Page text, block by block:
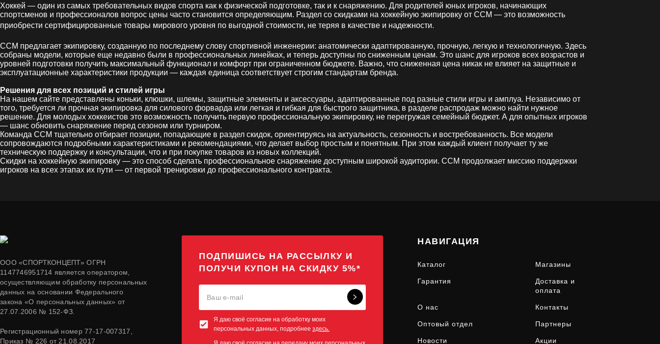
Хоккей — один из самых требовательных видов спорта как к физической подготовке, так и к снаряжению. Для родителей юных игроков, начинающих
спортсменов и профессионалов вопрос цены часто становится определяющим. Раздел со скидками на хоккейную экипировку от CCM — это возможность
приобрести сертифицированные товары мирового уровня по выгодной стоимости, не теряя в качестве и надежности.
CCM предлагает экипировку, созданную по последнему слову спортивной инженерии: анатомически адаптированную, прочную, легкую и технологичную. Здесь
собраны модели, которые еще недавно были в профессиональных линейках, и теперь доступны по сниженным ценам. Это шанс для игроков всех возрастов и
уровней подготовки получить максимальный функционал и комфорт при ограниченном бюджете. Важно, что сниженная цена никак не влияет на защитные и
эксплуатационные характеристики продукции — каждая единица соответствует строгим стандартам бренда.
Решения для всех позиций и стилей игры
На нашем сайте представлены коньки, клюшки, шлемы, защитные элементы и аксессуары, адаптированные под разные стили игры и амплуа. Независимо от
того, требуется ли прочная экипировка для силового форварда или легкая и гибкая для быстрого защитника, в разделе распродаж можно найти нужное
решение. Для молодых хоккеистов это возможность получить первую профессиональную экипировку, не перегружая семейный бюджет. А для опытных игроков
— шанс обновить снаряжение перед сезоном или турниром.
Команда CCM тщательно отбирает позиции, попадающие в раздел скидок, ориентируясь на актуальность, сезонность и востребованность. Все модели
сопровождаются подробными характеристиками и рекомендациями, что делает выбор простым и понятным. При этом каждый клиент получает ту же
техническую поддержку и консультации, что и при покупке товаров из новых коллекций.
Скидки на хоккейную экипировку — это способ сделать профессиональное снаряжение доступным широкой аудитории. CCM продолжает миссию поддержки
игроков на всех этапах их пути — от первой тренировки до профессионального контракта.
ООО «СПОРТКОНЦЕПТ» ОГРН
1147746951714 является оператором,
осуществляющим обработку персональных
данных на основании Федерального
закона «О персональных данных» от
27.07.2006 № 152-ФЗ.
Регистрационный номер 77-17-007317,
Приказ № 226 от 21.08.2017
ПОДПИШИСЬ НА РАССЫЛКУ И
ПОЛУЧИ КУПОН НА СКИДКУ 5%*
Я даю своё согласие на обработку моих
персональных данных, подробнее здесь.
НАВИГАЦИЯ
Каталог Магазины
Гарантия
Доставка и
оплата
О нас Контакты
Оптовый отдел Партнеры
Новости Акции